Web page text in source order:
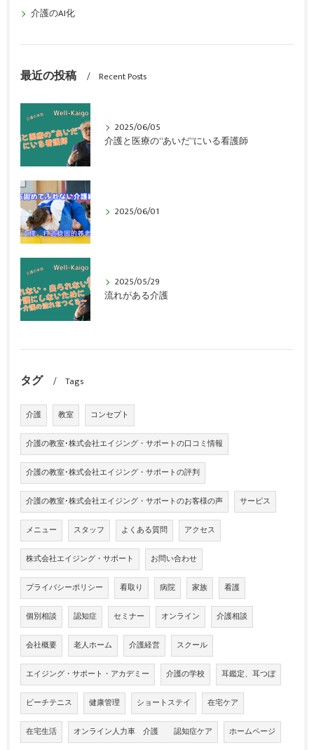
介護のAI化
最近の投稿 Recent Posts
2025/06/05
介護と医療の“あいだ”にいる看護師
2025/06/01
2025/05/29
流れがある介護
タグ Tags
介護 教室 コンセプト
介護の教室･株式会社エイジング・サポートの口コミ情報
介護の教室･株式会社エイジング・サポートの評判
介護の教室･株式会社エイジング・サポートのお客様の声 サービス
メニュー スタッフ よくある質問 アクセス
株式会社エイジング・サポート お問い合わせ
プライバシーポリシー 看取り 病院 家族 看護
個別相談 認知症 セミナー オンライン 介護相談
会社概要 老人ホーム 介護経営 スクール
エイジング・サポート・アカデミー 介護の学校 耳鑑定、耳つぼ
ビーチテニス 健康管理 ショートステイ 在宅ケア
在宅生活 オンライン人力車 介護 認知症ケア ホームページ